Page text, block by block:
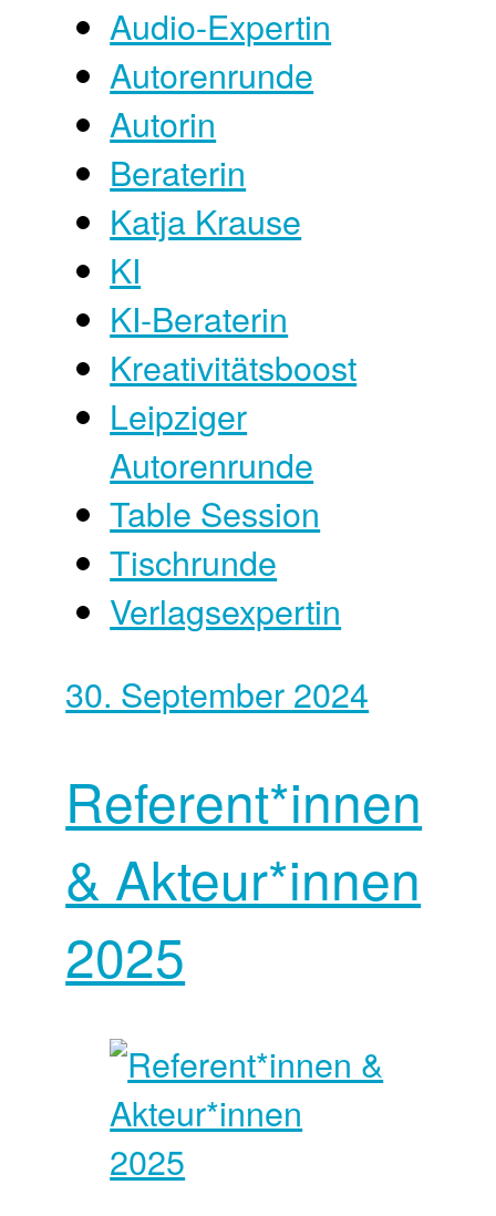
Audio-Expertin
Autorenrunde
Autorin
Beraterin
Katja Krause
KI
KI-Beraterin
Kreativitätsboost
Leipziger
Autorenrunde
Table Session
Tischrunde
Verlagsexpertin
30. September 2024
Referent*innen
& Akteur*innen
2025